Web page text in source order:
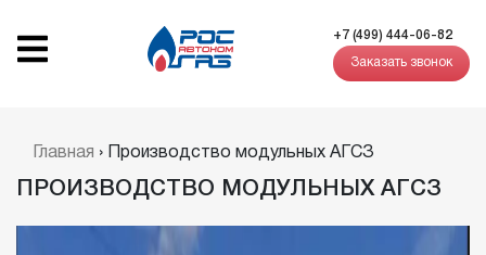
+7 (499) 444-06-82
Заказать звонок
Главная › Производство модульных АГСЗ
ПРОИЗВОДСТВО МОДУЛЬНЫХ АГСЗ